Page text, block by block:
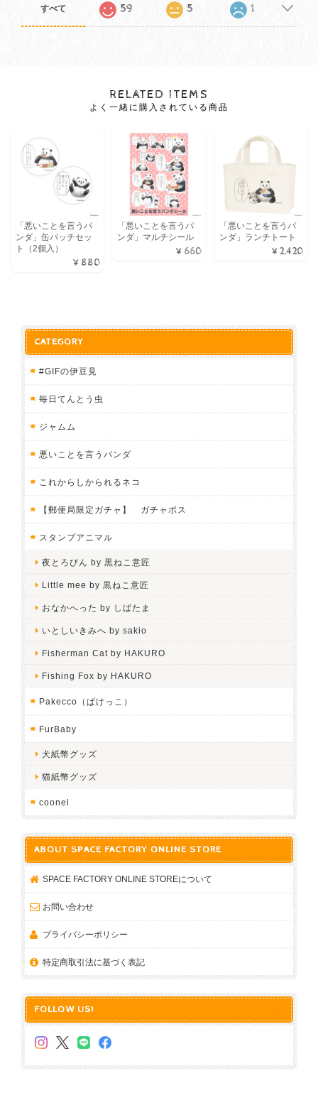
すべて 59 5 1
RELATED ITEMS
よく一緒に購入されている商品
「悪いことを言うパ
ンダ」缶バッチセッ
ト（2個入）
¥880
「悪いことを言うパ
ンダ」マルチシール
¥660
「悪いことを言うパ
ンダ」ランチトート
¥2,420
CATEGORY
#GIFの伊豆見
毎日てんとう虫
ジャムム
悪いことを言うパンダ
これからしかられるネコ
【郵便局限定ガチャ】 ガチャポス
スタンプアニマル
夜とろびん by 黒ねこ意匠
Little mee by 黒ねこ意匠
おなかへった by しばたま
いとしいきみへ by sakio
Fisherman Cat by HAKURO
Fishing Fox by HAKURO
Pakecco（ぱけっこ）
FurBaby
犬紙幣グッズ
猫紙幣グッズ
coonel
ABOUT SPACE FACTORY ONLINE STORE
SPACE FACTORY ONLINE STOREについて
お問い合わせ
プライバシーポリシー
特定商取引法に基づく表記
FOLLOW US!